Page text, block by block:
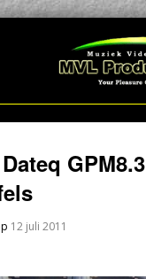
GPM8.3
12 juli 2011